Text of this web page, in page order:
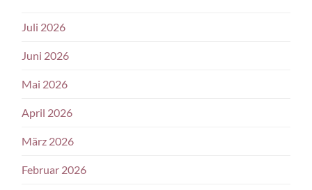
Juli 2026
Juni 2026
Mai 2026
April 2026
März 2026
Februar 2026